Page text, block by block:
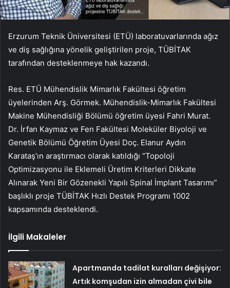
Erzurum Teknik Üniversitesi (ETÜ) laboratuvarlarında ağız
ve diş sağlığına yönelik geliştirilen proje, TÜBİTAK
tarafından desteklenmeye hak kazandı.
Res. ETÜ Mühendislik Mimarlık Fakültesi öğretim
üyelerinden Arş. Görmek. Mühendislik-Mimarlık Fakültesi
Makine Mühendisliği Bölümü öğretim üyesi Fahri Murat.
Dr. İrfan Kaymaz ve Fen Fakültesi Moleküler Biyoloji ve
Genetik Bölümü Öğretim Üyesi Doç. Elanur Aydın
Karataş’ın araştırmacı olarak katıldığı “Topoloji
Optimizasyonu ile Eklemeli Üretim Kriterleri Dikkate
Alınarak Yeni Bir Gözenekli Yapılı Spinal İmplant Tasarımı”
başlıklı proje TÜBİTAK Hızlı Destek Programı 1002
kapsamında desteklendi.
İlgili Makaleler
Apartmanda tadilat kuralları değişiyor:
Artık komşudan izin almadan çivi bile